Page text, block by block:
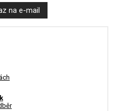
na e-mail